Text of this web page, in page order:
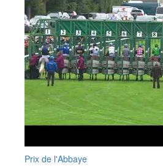
Prix de l'Abbaye